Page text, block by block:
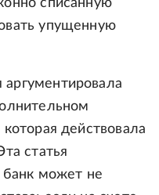
списанную
упущенную
действовала
статья
банк может не